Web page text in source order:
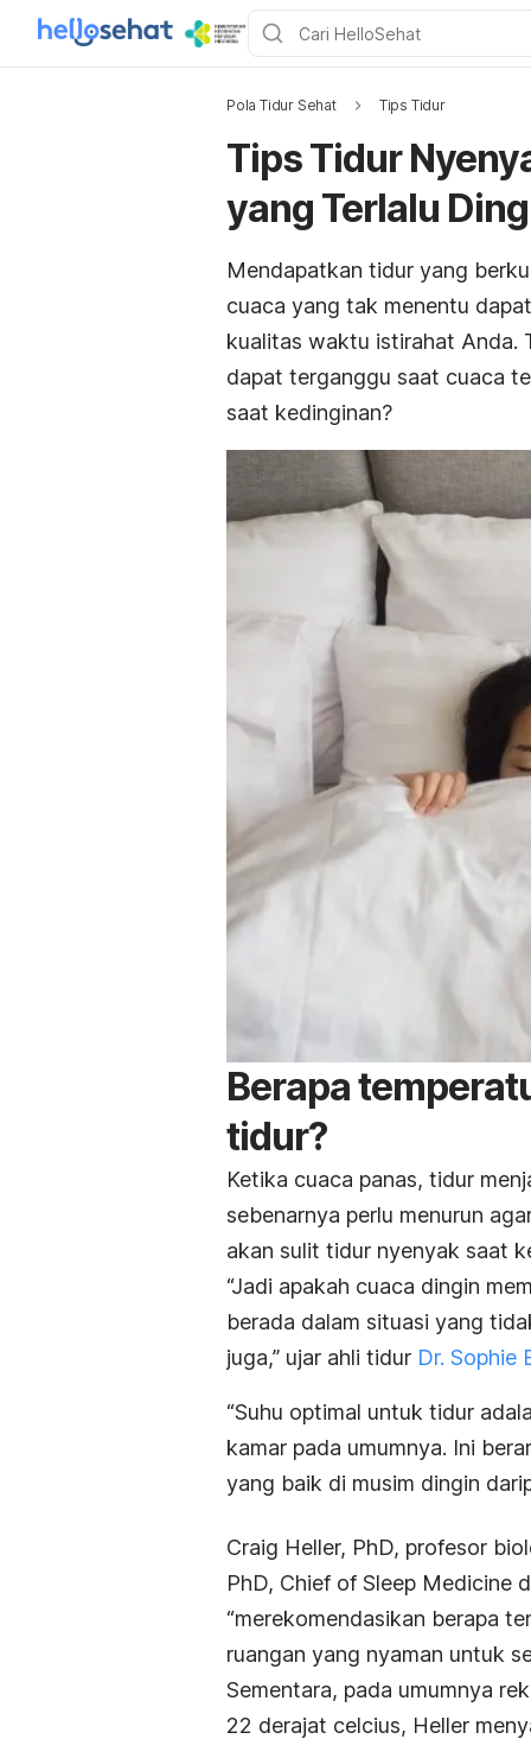
Pola Tidur Sehat Tips Tidur
Tips Tidur
yang Terlalu
Mendapatkan tidur yang
cuaca yang tak menentu
kualitas waktu istirahat Anda.
dapat terganggu saat cuaca
saat kedinginan?
Berapa
tidur?
Ketika cuaca panas, tidur
sebenarnya perlu menurun
akan sulit tidur nyenyak saat
“Jadi apakah cuaca dingin
berada dalam situasi yang
juga,” ujar ahli tidur Dr. Sophie
“Suhu optimal untuk tidur
kamar pada umumnya. Ini
yang baik di musim dingin
Craig Heller, PhD, profesor
PhD, Chief of Sleep Medicine
“merekomendasikan berapa
ruangan yang nyaman untuk
Sementara, pada umumnya
22 derajat celcius, Heller